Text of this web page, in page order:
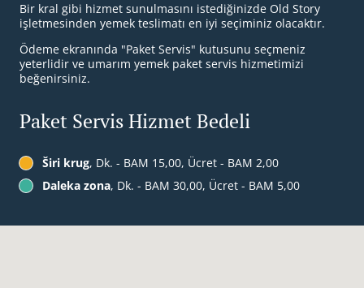
Bir kral gibi hizmet sunulmasını istediğinizde Old Story
işletmesinden yemek teslimatı en iyi seçiminiz olacaktır.
Ödeme ekranında "Paket Servis" kutusunu seçmeniz
yeterlidir ve umarım yemek paket servis hizmetimizi
beğenirsiniz.
Paket Servis Hizmet Bedeli
Širi krug, Dk. - BAM 15,00, Ücret - BAM 2,00
Daleka zona, Dk. - BAM 30,00, Ücret - BAM 5,00